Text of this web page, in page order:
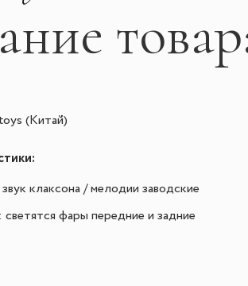
(Китай)
клаксона / мелодии заводские
фары передние и задние